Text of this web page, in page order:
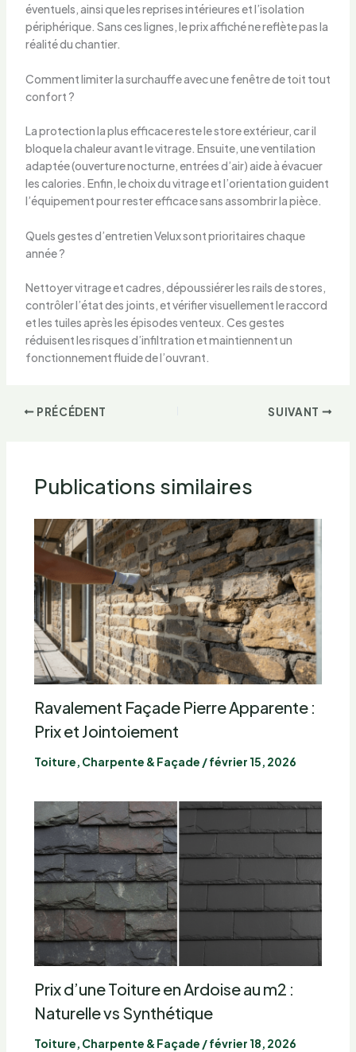
éventuels, ainsi que les reprises intérieures et l’isolation
périphérique. Sans ces lignes, le prix affiché ne reflète pas la
réalité du chantier.
Comment limiter la surchauffe avec une fenêtre de toit tout
confort ?
La protection la plus efficace reste le store extérieur, car il
bloque la chaleur avant le vitrage. Ensuite, une ventilation
adaptée (ouverture nocturne, entrées d’air) aide à évacuer
les calories. Enfin, le choix du vitrage et l’orientation guident
l’équipement pour rester efficace sans assombrir la pièce.
Quels gestes d’entretien Velux sont prioritaires chaque
année ?
Nettoyer vitrage et cadres, dépoussiérer les rails de stores,
contrôler l’état des joints, et vérifier visuellement le raccord
et les tuiles après les épisodes venteux. Ces gestes
réduisent les risques d’infiltration et maintiennent un
fonctionnement fluide de l’ouvrant.
PRÉCÉDENT SUIVANT
Publications similaires
Ravalement Façade Pierre Apparente :
Prix et Jointoiement
Toiture, Charpente & Façade /février 15, 2026
Prix d’une Toiture en Ardoise au m2 :
Naturelle vs Synthétique
Toiture, Charpente & Façade /février 18, 2026